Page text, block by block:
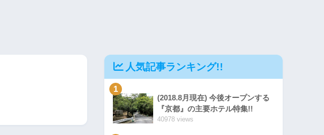
人気記事ランキング!!
1
(2018.8月現在) 今後オープンする
『京都』の主要ホテル特集!!
40978 views